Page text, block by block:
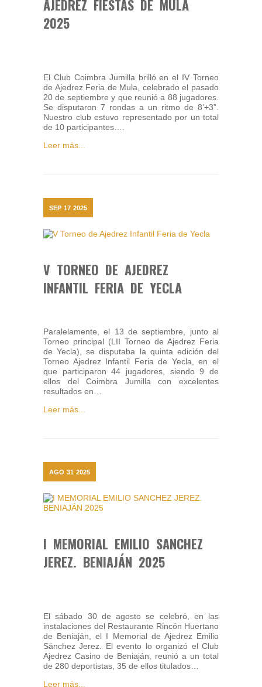
AJEDREZ FIESTAS DE MULA
2025
El Club Coimbra Jumilla brilló en el IV Torneo
de Ajedrez Feria de Mula, celebrado el pasado
20 de septiembre y que reunió a 88 jugadores.
Se disputaron 7 rondas a un ritmo de 8’+3”.
Nuestro club estuvo representado por un total
de 10 participantes….
Leer más...
SEP 17 2025
V TORNEO DE AJEDREZ
INFANTIL FERIA DE YECLA
Paralelamente, el 13 de septiembre, junto al
Torneo principal (LII Torneo de Ajedrez Feria
de Yecla), se disputaba la quinta edición del
Torneo Ajedrez Infantil Feria de Yecla, en el
que participaron 44 jugadores, siendo 9 de
ellos del Coimbra Jumilla con excelentes
resultados en…
Leer más...
AGO 31 2025
I MEMORIAL EMILIO SANCHEZ
JEREZ. BENIAJÁN 2025
El sábado 30 de agosto se celebró, en las
instalaciones del Restaurante Rincón Huertano
de Beniaján, el I Memorial de Ajedrez Emilio
Sánchez Jerez. El evento lo organizó el Club
Ajedrez Casino de Beniaján, reunió a un total
de 280 deportistas, 35 de ellos titulados…
Leer más...